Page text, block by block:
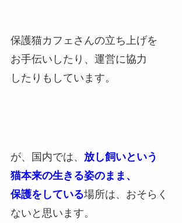
保護猫カフェさんの立ち上げを
お手伝いしたり、運営に協力
したりもしています。
が、国内では、 放し飼いという
猫本来の生きる姿のまま、
保護をしている場所は、おそらく
ないと思います。